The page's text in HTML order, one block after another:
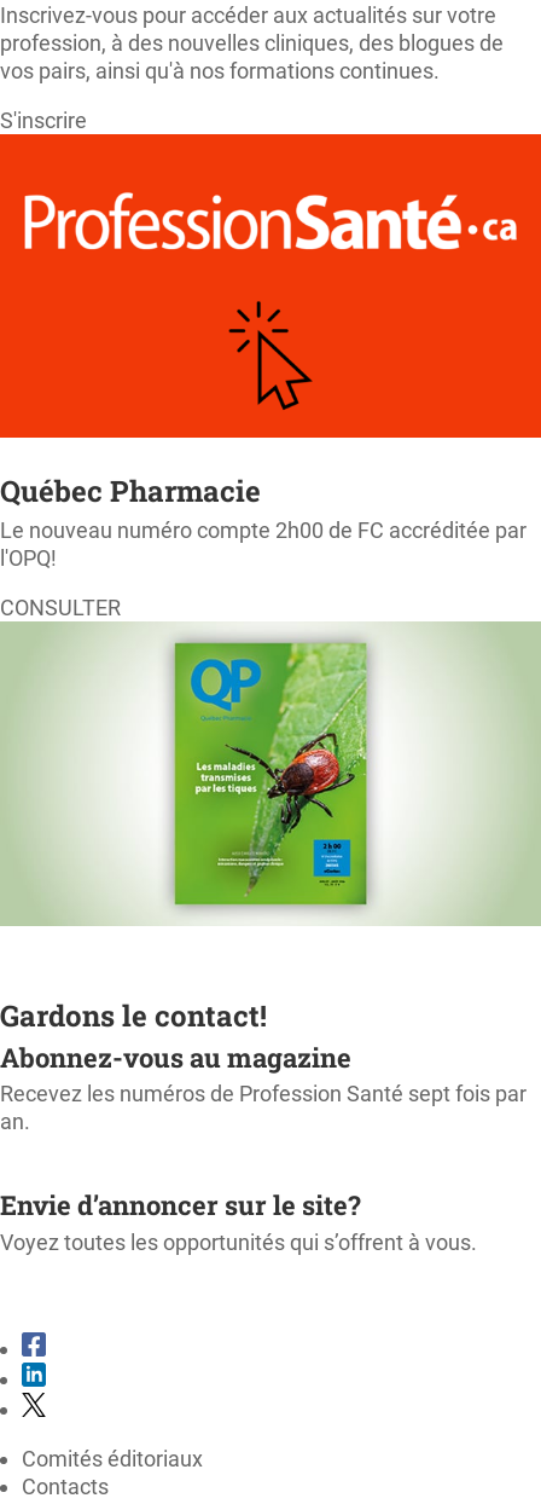
Inscrivez-vous pour accéder aux actualités sur votre
profession, à des nouvelles cliniques, des blogues de
vos pairs, ainsi qu'à nos formations continues.
S'inscrire
Québec Pharmacie
Le nouveau numéro compte 2h00 de FC accréditée par
l'OPQ!
CONSULTER
Gardons le contact!
Abonnez-vous au magazine
Recevez les numéros de Profession Santé sept fois par
an.
Envie d’annoncer sur le site?
Voyez toutes les opportunités qui s’offrent à vous.
Comités éditoriaux
Contacts